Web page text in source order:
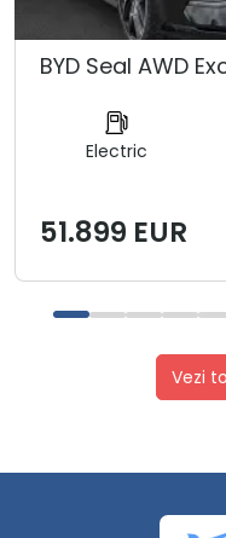
BYD Seal AWD
Electric
51.899 EUR
Vezi